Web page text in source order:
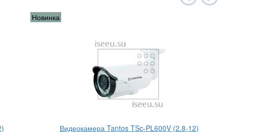
Новинка
Видеокамера Tantos TSc-PL600V (2.8-12)